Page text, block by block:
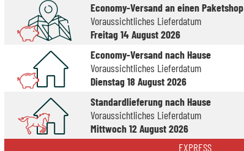
Economy-Versand an einen Paketshop
Voraussichtliches Lieferdatum
Freitag 14 August 2026
Economy-Versand nach Hause
Voraussichtliches Lieferdatum
Dienstag 18 August 2026
Standardlieferung nach Hause
Voraussichtliches Lieferdatum
Mittwoch 12 August 2026
EXPRESS